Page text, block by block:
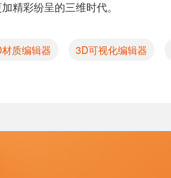
精彩纷呈的三维时代。
质编辑器 3D可视化编辑器